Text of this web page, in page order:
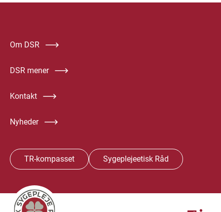
Om DSR
DSR mener
Kontakt
Nyheder
TR-kompasset Sygeplejeetisk Råd